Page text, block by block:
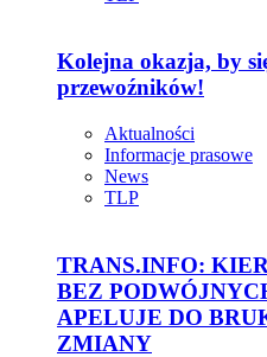
Kolejna okazja, by
przewoźników!
Aktualności
Informacje prasowe
News
TLP
TRANS.INFO:
BEZ
APELUJE DO
ZMIANY